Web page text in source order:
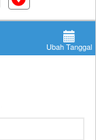
Ubah Tanggal